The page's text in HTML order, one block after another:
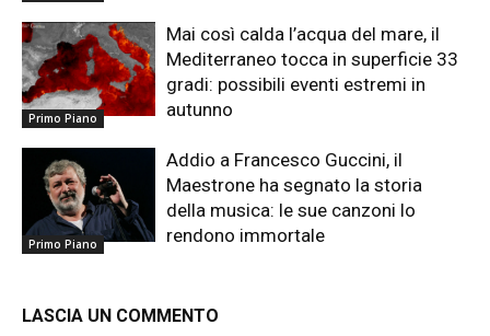
Primo Piano
Mai così calda l’acqua del mare, il
Mediterraneo tocca in superficie 33
gradi: possibili eventi estremi in
autunno
Primo Piano
Addio a Francesco Guccini, il
Maestrone ha segnato la storia
della musica: le sue canzoni lo
rendono immortale
LASCIA UN COMMENTO